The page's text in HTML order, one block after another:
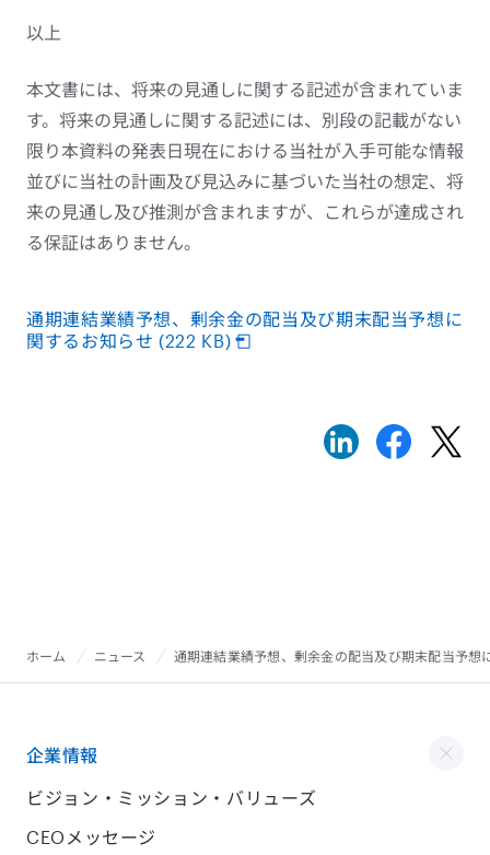
以上
本文書には、将来の見通しに関する記述が含まれていま
す。将来の見通しに関する記述には、別段の記載がない
限り本資料の発表日現在における当社が入手可能な情報
並びに当社の計画及び見込みに基づいた当社の想定、将
来の見通し及び推測が含まれますが、これらが達成され
る保証はありません。
通期連結業績予想、剰余金の配当及び期末配当予想に
関するお知らせ (222 KB)
ホーム ニュース 通期連結業績予想、剰余金の配当及び期末配当予想
企業情報
ビジョン・ミッション・バリューズ
CEOメッセージ